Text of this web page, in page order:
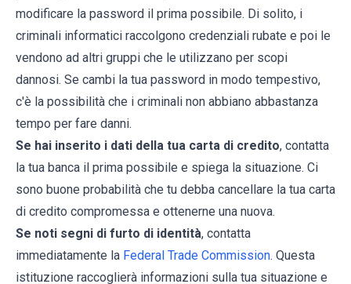
modificare la password il prima possibile. Di solito, i
criminali informatici raccolgono credenziali rubate e poi le
vendono ad altri gruppi che le utilizzano per scopi
dannosi. Se cambi la tua password in modo tempestivo,
c'è la possibilità che i criminali non abbiano abbastanza
tempo per fare danni.
Se hai inserito i dati della tua carta di credito, contatta
la tua banca il prima possibile e spiega la situazione. Ci
sono buone probabilità che tu debba cancellare la tua carta
di credito compromessa e ottenerne una nuova.
Se noti segni di furto di identità, contatta
immediatamente la Federal Trade Commission. Questa
istituzione raccoglierà informazioni sulla tua situazione e